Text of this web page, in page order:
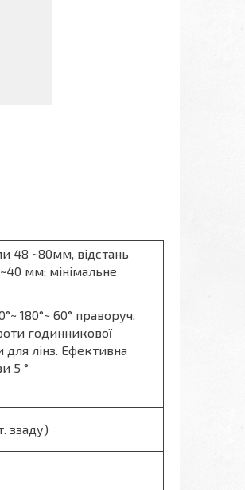
48 ~80мм, відстань
мм; мінімальне
180°~ 60° праворуч.
годинникової
лінз. Ефективна
5 °
ззаду)